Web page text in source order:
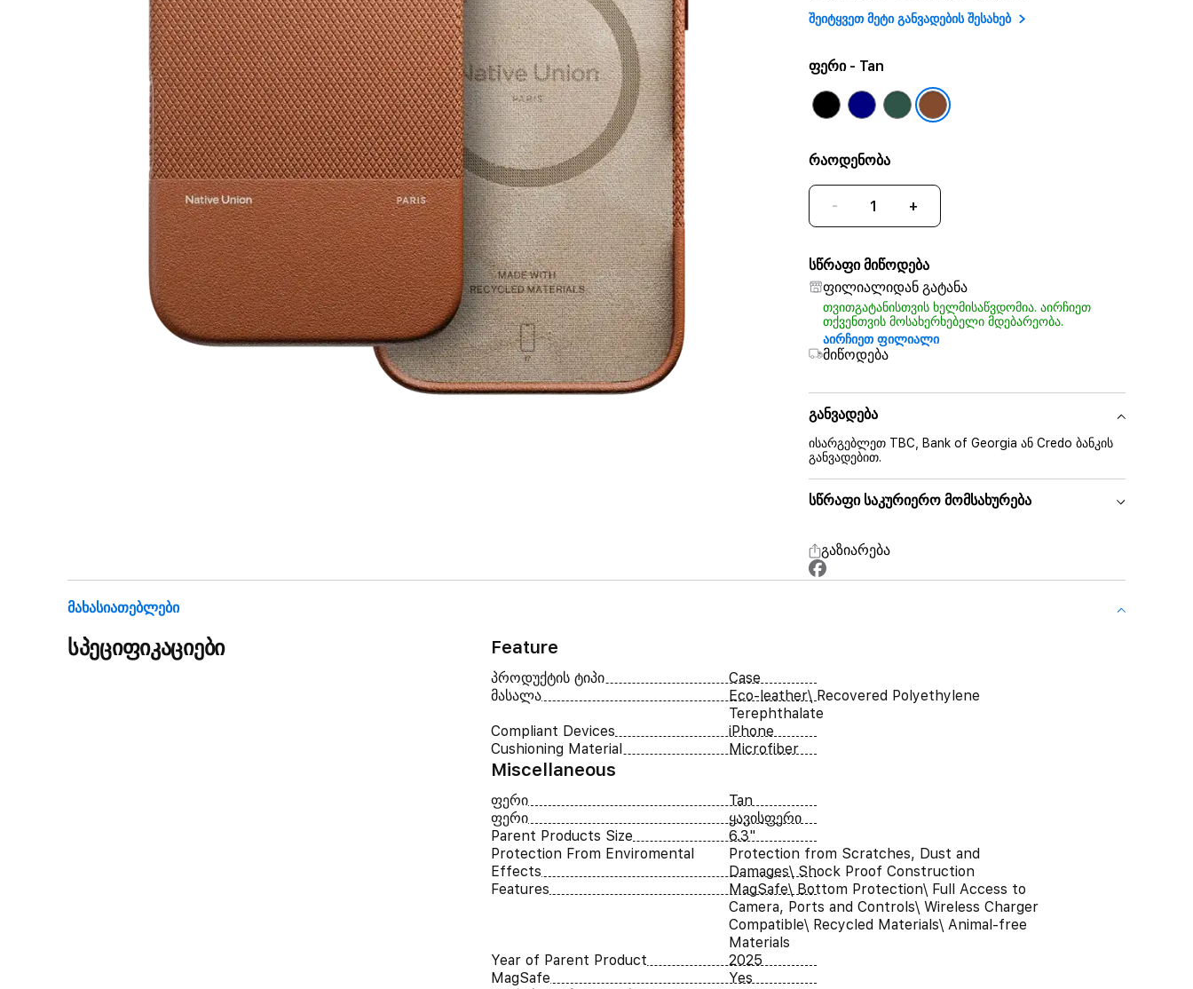
შეიტყვეთ მეტი განვადების შესახებ
ფერი- Tan
რაოდენობა
- +
სწრაფი მიწოდება
ფილიალიდან გატანა
თვითგატანისთვის ხელმისაწვდომია. აირჩიეთ
თქვენთვის მოსახერხებელი მდებარეობა.
აირჩიეთ ფილიალი
მიწოდება
განვადება
ისარგებლეთ TBC, Bank of Georgia ან Credo ბანკის
განვადებით.
სწრაფი საკურიერო მომსახურება
გაზიარება
Მახასიათებლები
სპეციფიკაციები Feature
პროდუქტის ტიპი
Case
მასალა
Eco-leather\ Recovered Polyethylene
Terephthalate
Compliant Devices
iPhone
Cushioning Material
Microfiber
Miscellaneous
ფერი
Tan
ფერი
ყავისფერი
Parent Products Size
6.3"
Protection From Enviromental
Effects
Protection from Scratches, Dust and
Damages\ Shock Proof Construction
Features
MagSafe\ Bottom Protection\ Full Access to
Camera, Ports and Controls\ Wireless Charger
Compatible\ Recycled Materials\ Animal-free
Materials
Year of Parent Product
2025
MagSafe
Yes